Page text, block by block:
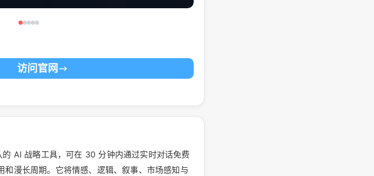
访问官网
AI 战略工具，可在 30 分钟内通过实时对话免费
和漫长周期。它将情感、逻辑、叙事、市场感知与